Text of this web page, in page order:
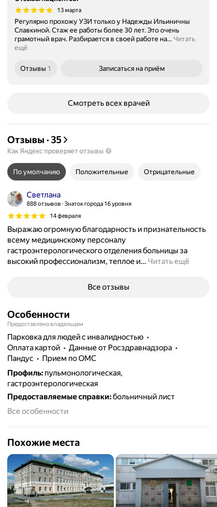
13 марта
Регулярно прохожу УЗИ только у Надежды Ильиничны
Славкиной. Стаж ее работы более 30 лет. Это очень
грамотный врач. Разбирается в своей работе на… Читать
ещё
Отзывы 1 Записаться на приём
Смотреть всех врачей
Отзывы · 35
Как Яндекс проверяет отзывы
По умолчанию Положительные Отрицательные
Светлана
888 отзывов Знаток города 16 уровня
14 февраля
Выражаю огромную благодарность и признательность
всему медицинскому персоналу
гастроэнтерологического отделения больницы за
высокий профессионализм, теплое и… Читать ещё
Все отзывы
Особенности
Предоставлено владельцем
парковка для людей с инвалидностью
Оплата картой
данные от Росздравнадзора
пандус
прием по ОМС
Профиль: пульмонологическая,
гастроэнтерологическая
Предоставляемые справки:больничный лист
Все особенности
Похожие места